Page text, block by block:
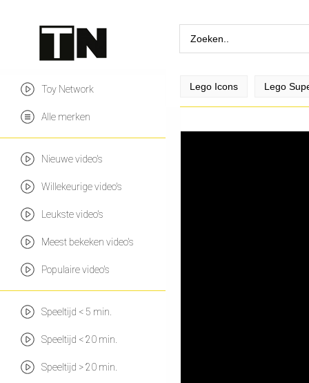
Toy Network
Alle merken
Nieuwe video's
Willekeurige video's
Leukste video's
Meest bekeken video's
Populaire video's
Speeltijd < 5 min.
Speeltijd < 20 min.
Speeltijd > 20 min.
Lego Icons Lego